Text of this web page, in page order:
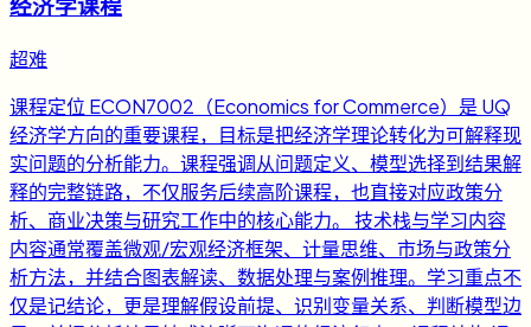
经济学课程
超难
课程定位 ECON7002（Economics for Commerce）是 UQ
经济学方向的重要课程，目标是把经济学理论转化为可解释现
实问题的分析能力。课程强调从问题定义、模型选择到结果解
释的完整链路，不仅服务后续高阶课程，也直接对应政策分
析、商业决策与研究工作中的核心能力。 技术栈与学习内容
内容通常覆盖微观/宏观经济框架、计量思维、市场与政策分
析方法，并结合图表解读、数据处理与案例推理。学习重点不
仅是记结论，更是理解假设前提、识别变量关系、判断模型边